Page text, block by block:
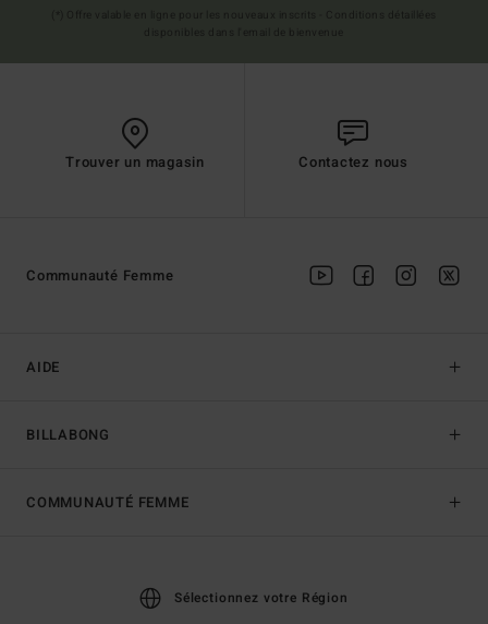
Trouver un magasin Contactez nous
AIDE
BILLABONG
Communauté Femme
COMMUNAUTÉ FEMME
Sélectionnez votre Région